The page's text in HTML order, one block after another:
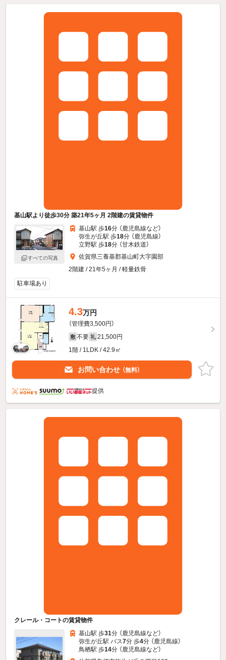
基山駅より徒歩30分 築21年5ヶ月 2階建の賃貸物件
すべての写真
基山駅 歩16分 （鹿児島線など）
弥生が丘駅 歩18分 （鹿児島線）
立野駅 歩18分 （甘木鉄道）
佐賀県三養基郡基山町大字園部
2階建 / 21年5ヶ月 / 軽量鉄骨
駐車場あり
4.3万円
（管理費3,500円）
敷 不要 礼 21,500円
1階 / 1LDK / 42.9㎡
お問い合わせ （無料）
提供
クレール・コートの賃貸物件
基山駅 歩31分 （鹿児島線など）
弥生が丘駅 バス7分 歩4分 （鹿児島線）
鳥栖駅 歩14分 （鹿児島線など）